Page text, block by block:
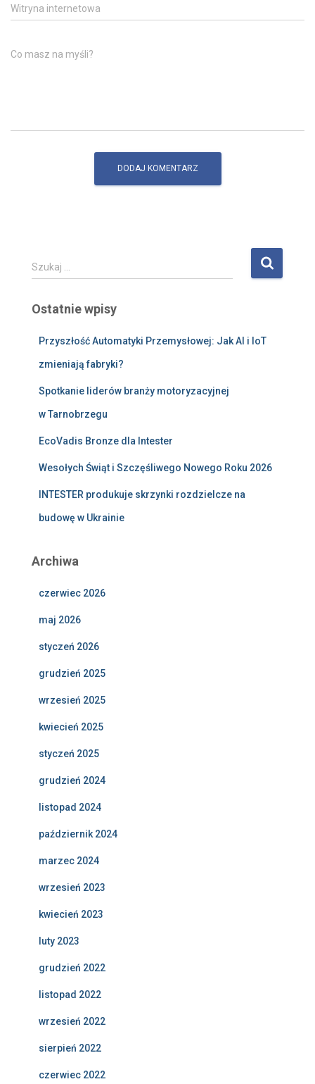
Witryna internetowa
Co masz na myśli?
S
z
k
Szukaj …
Ostatnie wpisy
Przyszłość Automatyki Przemysłowej: Jak AI i IoT
zmieniają fabryki?
Spotkanie liderów branży motoryzacyjnej
w Tarnobrzegu
EcoVadis Bronze dla Intester
Wesołych Świąt i Szczęśliwego Nowego Roku 2026
INTESTER produkuje skrzynki rozdzielcze na
budowę w Ukrainie
Archiwa
czerwiec 2026
maj 2026
styczeń 2026
grudzień 2025
wrzesień 2025
kwiecień 2025
styczeń 2025
grudzień 2024
listopad 2024
październik 2024
marzec 2024
wrzesień 2023
kwiecień 2023
luty 2023
grudzień 2022
listopad 2022
wrzesień 2022
sierpień 2022
czerwiec 2022